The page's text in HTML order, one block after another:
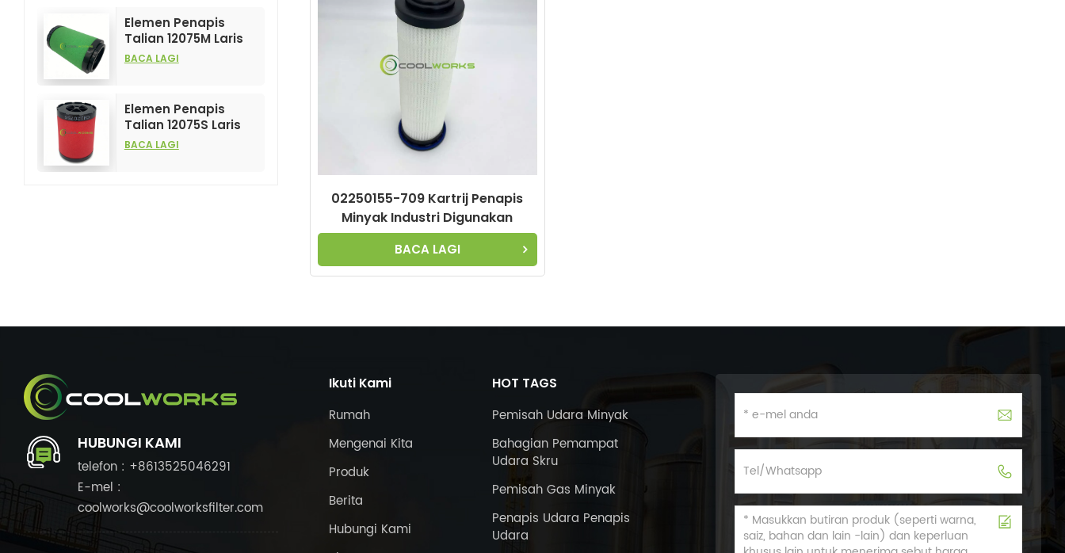
Mampatan Udara
Elemen Penapis
Talian 12075M Laris
Dijual dan
Mampatan Udara
BACA LAGI
Elemen Penapis
Talian 12075S Laris
dan Berprestasi
BACA LAGI
02250155-709 Kartrij Penapis
Minyak Industri Digunakan
sebagai Bahagian Penggantian
untuk Pemampat Sulair Air
BACA LAGI
HUBUNGI KAMI
telefon : +8613525046291
E-mel :
coolworks@coolworksfilter.com
Ikuti Kami
Rumah
Mengenai Kita
Produk
Berita
Hubungi Kami
HOT TAGS
Pemisah Udara Minyak
Bahagian Pemampat
Udara Skru
Pemisah Gas Minyak
Penapis Udara Penapis
Udara